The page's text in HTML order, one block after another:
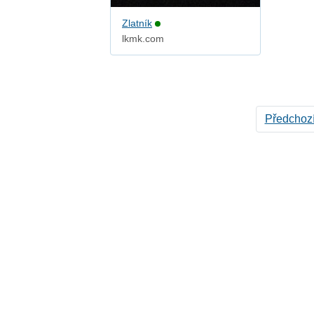
Zlatník
lkmk.com